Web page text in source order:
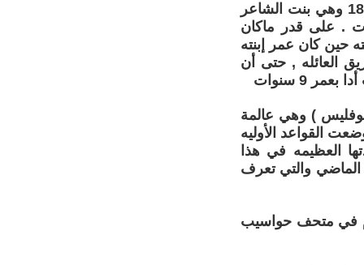
عاشت الكونتيسه أدا أوغستا بايرون عمراً قصيراً إمتد بين عامي 1815 _ 1852 وهي بنت الشاعر
. على قدر ماكان
حين كان عمر إبنته
العائله , حتى أن
9 سنوات
) وهي عالمة
القواعد الأوليه
العظيمه في هذا
الماضي والتي تعرف
في متحف حواسيب